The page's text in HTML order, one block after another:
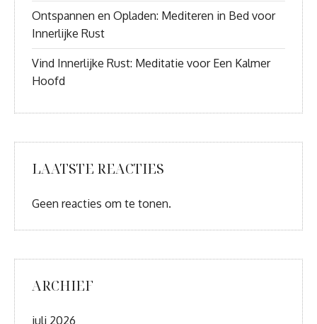
Ontspannen en Opladen: Mediteren in Bed voor
Innerlijke Rust
Vind Innerlijke Rust: Meditatie voor Een Kalmer
Hoofd
LAATSTE REACTIES
Geen reacties om te tonen.
ARCHIEF
juli 2026